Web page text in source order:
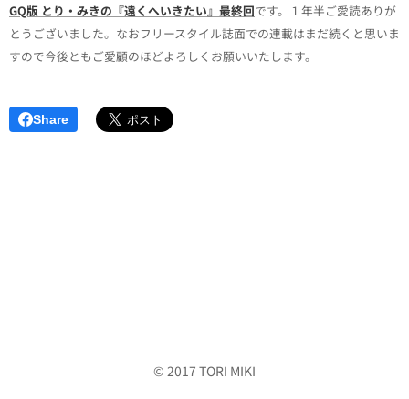
GQ版 とり・みきの『遠くへいきたい』最終回です。１年半ご愛読ありが
とうございました。なおフリースタイル誌面での連載はまだ続くと思いま
すので今後ともご愛顧のほどよろしくお願いいたします。
Share
© 2017 TORI MIKI